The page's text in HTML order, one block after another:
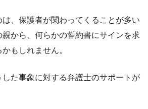
、保護者が関わってくることが多い
から、何らかの誓約書にサインを求
もしれません。
た事象に対する弁護士のサポートが